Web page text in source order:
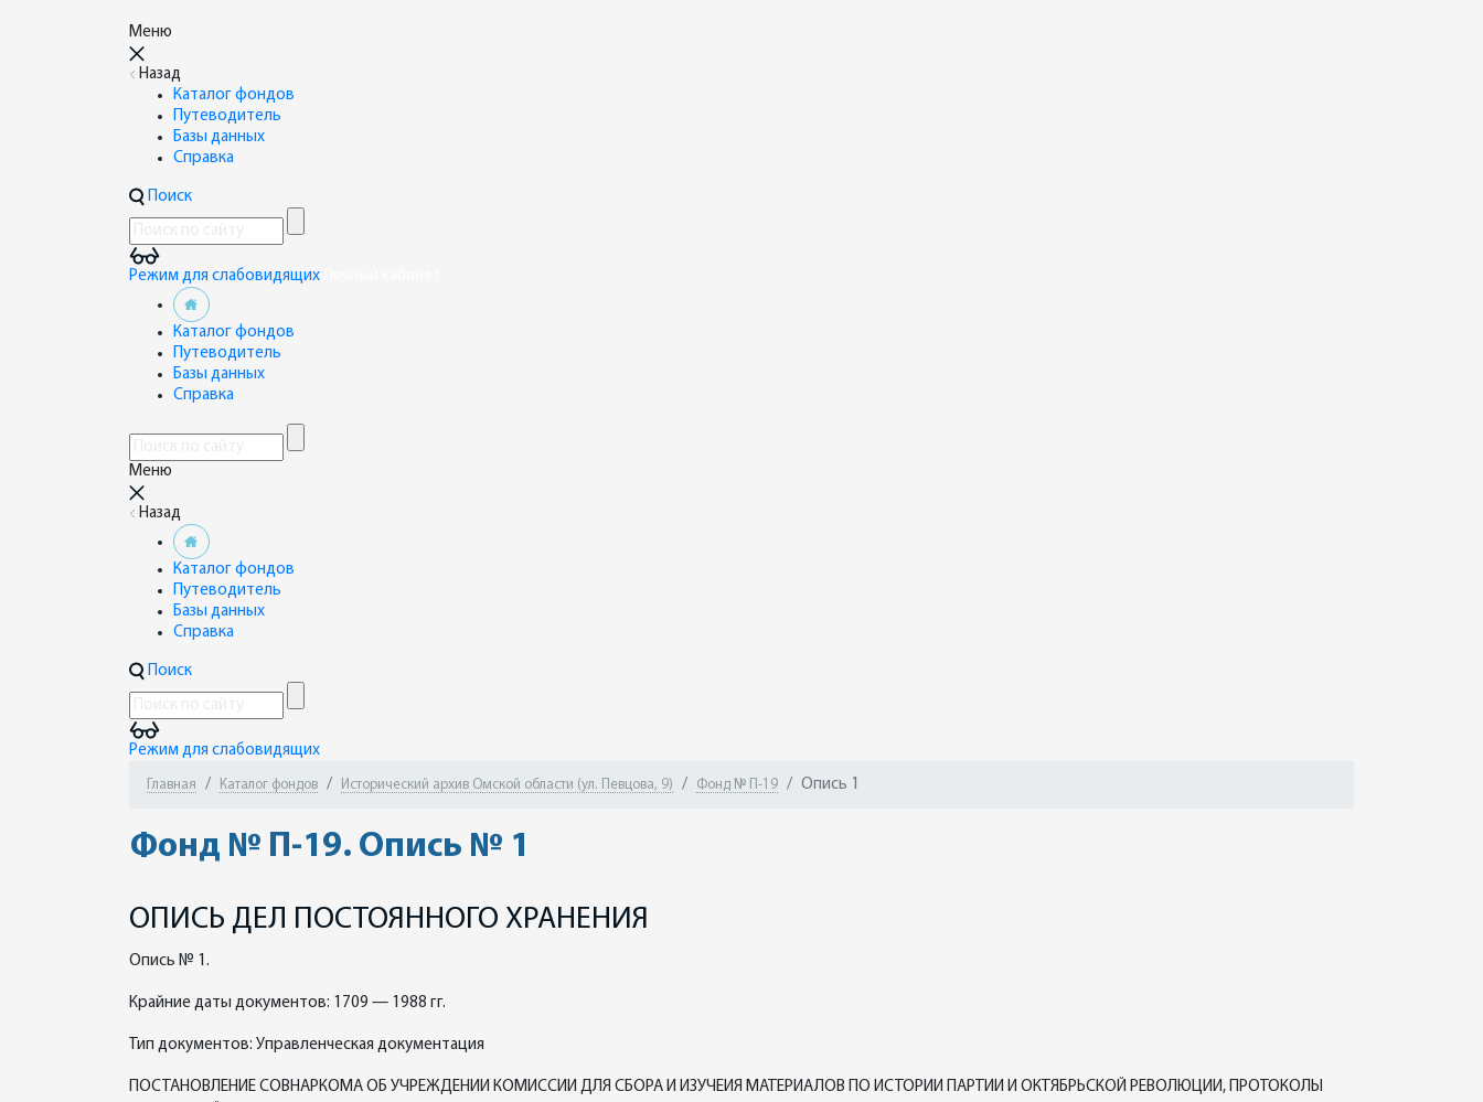
Меню
Назад
Каталог фондов
Путеводитель
Базы данных
Справка
Поиск
Режим для слабовидящих
Каталог фондов
Путеводитель
Базы данных
Справка
Меню
Назад
Каталог фондов
Путеводитель
Базы данных
Справка
Поиск
Режим для слабовидящих
Главная Каталог фондов Исторический архив Омской области (ул. Певцова, 9) Фонд № П-19 Опись 1
Фонд № П-19. Опись № 1
ОПИСЬ ДЕЛ ПОСТОЯННОГО ХРАНЕНИЯ
Опись № 1.
Крайние даты документов: 1709 — 1988 гг.
Тип документов: Управленческая документация
ПОСТАНОВЛЕНИЕ СОВНАРКОМА ОБ УЧРЕЖДЕНИИ КОМИССИИ ДЛЯ СБОРА И ИЗУЧЕИЯ МАТЕРИАЛОВ ПО ИСТОРИИ ПАРТИИ И ОКТЯБРЬСКОЙ РЕВОЛЮЦИИ, ПРОТОКОЛЫ